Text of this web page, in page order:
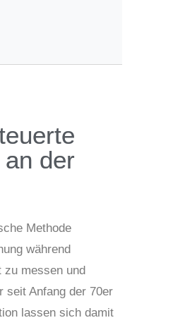
der
Methode
während
zu messen und
seit Anfang der 70er
lassen sich damit